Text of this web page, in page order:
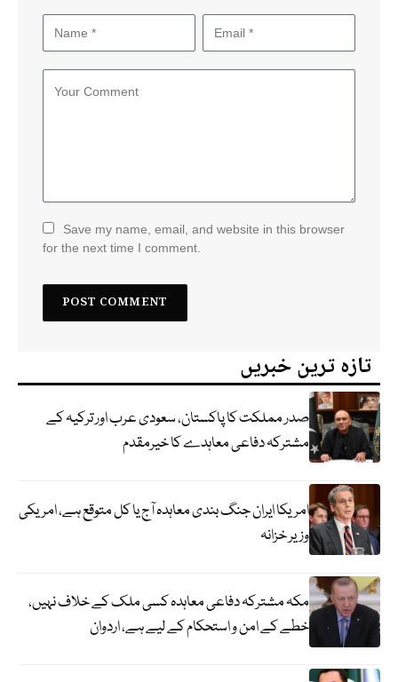
Save my name, email, and website in this browser
for the next time I comment.
تازہ ترین خبریں
صدر مملکت کا پاکستان، سعودی عرب اور ترکیہ کے
مشترکہ دفاعی معاہدے کا خیرمقدم
امریکا ایران جنگ بندی معاہدہ آج یا کل متوقع ہے، امریکی
وزیر خزانہ
مکہ مشترکہ دفاعی معاہدہ کسی ملک کے خلاف نہیں،
خطے کے امن و استحکام کے لیے ہے، اردوان